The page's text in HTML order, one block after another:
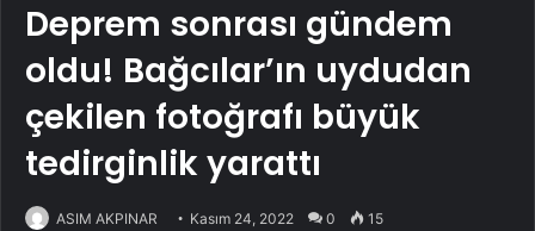
Deprem sonrası gündem
oldu! Bağcılar’ın uydudan
çekilen fotoğrafı büyük
tedirginlik yarattı
ASIM AKPINAR Kasım 24, 2022 0 15